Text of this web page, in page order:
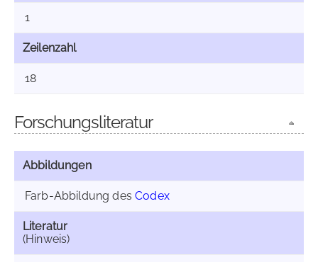
1
Zeilenzahl
18
Forschungsliteratur
Abbildungen
Farb-Abbildung desCodex
Literatur
(Hinweis)